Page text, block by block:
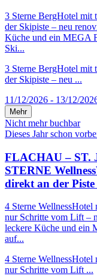
3 Sterne BergHotel mit
der Skipiste – neu
Küche und ein MEGA
Ski...
3 Sterne BergHotel mit
der Skipiste – neu ...
11/12/2026 - 13/12/
Mehr
Nicht mehr buchbar
Dieses Jahr schon
FLACHAU – ST.
STERNE
direkt an der
4 Sterne
nur Schritte vom Lift –
leckere Küche und ein
auf...
4 Sterne
nur Schritte vom Lift ...